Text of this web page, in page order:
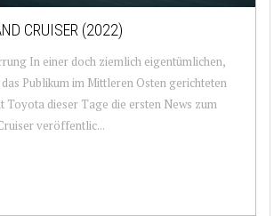
CRUISER (2022)
In einer doch ziemlich eigentümlichen,
Publikum im Mittleren Osten gerichteten
Toyota dieser Tage die ersten News zum
veröffentlic...